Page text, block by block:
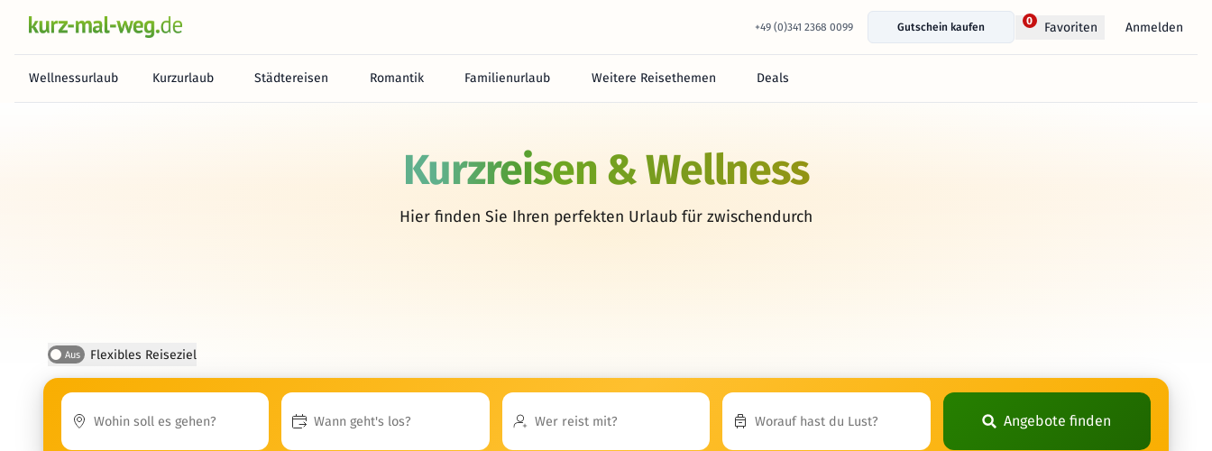
+49 (0)341 2368 0099 Gutschein kaufen
0 Favoriten Anmelden
Wellnessurlaub Kurzurlaub Städtereisen Romantik Familienurlaub Weitere Reisethemen Deals
Kurzreisen & Wellness
Hier finden Sie Ihren perfekten Urlaub für zwischendurch
Aus Flexibles Reiseziel
Angebote finden